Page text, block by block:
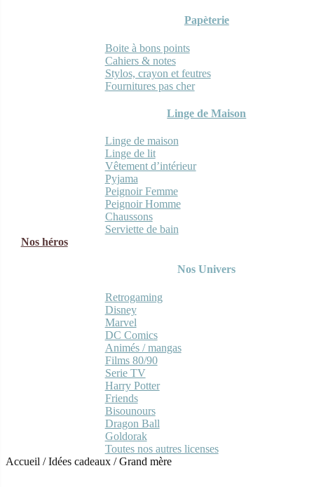
Papèterie
Boite à bons points
Cahiers & notes
Stylos, crayon et feutres
Fournitures pas cher
Linge de Maison
Linge de maison
Linge de lit
Vêtement d’intérieur
Pyjama
Peignoir Femme
Peignoir Homme
Chaussons
Serviette de bain
Nos héros
Nos Univers
Retrogaming
Disney
Marvel
DC Comics
Animés / mangas
Films 80/90
Serie TV
Harry Potter
Friends
Bisounours
Dragon Ball
Goldorak
Toutes nos autres licenses
Accueil /Idées cadeaux /Grand mère